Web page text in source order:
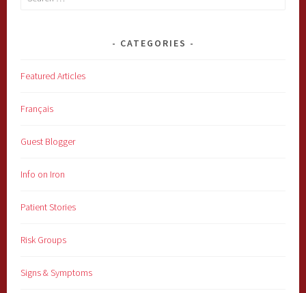
CATEGORIES
Featured Articles
Français
Guest Blogger
Info on Iron
Patient Stories
Risk Groups
Signs & Symptoms